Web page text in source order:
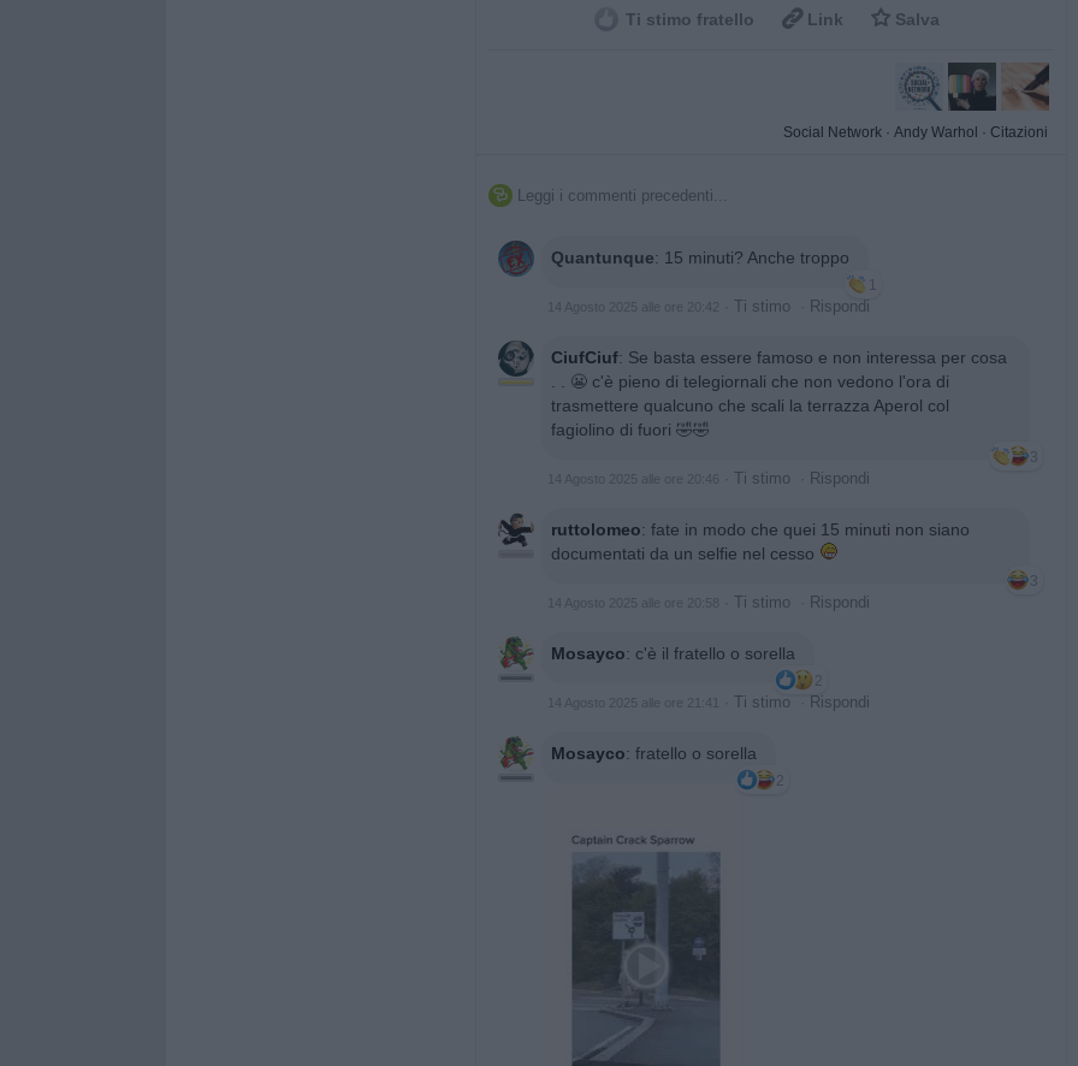
Ti stimo fratello  Link  Salva
Social Network · Andy Warhol · Citazioni
 Leggi i commenti precedenti...
Quantunque: 15 minuti? Anche troppo
1
14 Agosto 2025 alle ore 20:42 Ti stimo Rispondi
CiufCiuf: Se basta essere famoso e non interessa per cosa
. . 😬 c'è pieno di telegiornali che non vedono l'ora di
trasmettere qualcuno che scali la terrazza Aperol col
fagiolino di fuori 🤣🤣
3
14 Agosto 2025 alle ore 20:46 Ti stimo Rispondi
ruttolomeo: fate in modo che quei 15 minuti non siano
documentati da un selfie nel cesso
3
14 Agosto 2025 alle ore 20:58 Ti stimo Rispondi
Mosayco: c'è il fratello o sorella
2
14 Agosto 2025 alle ore 21:41 Ti stimo Rispondi
Mosayco: fratello o sorella
2